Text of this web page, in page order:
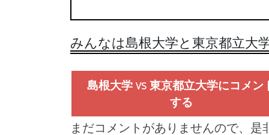
みんなは島根大学と東京都立大
島根大学 vs 東京都立大学にコメン
する
まだコメントがありませんので、是